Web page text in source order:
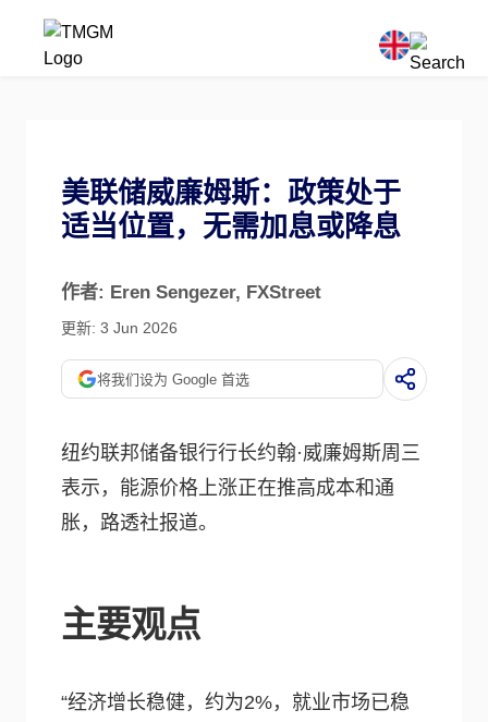
美联储威廉姆斯：政策处于
适当位置，无需加息或降息
作者: Eren Sengezer, FXStreet
更新: 3 Jun 2026
将我们设为 Google 首选
纽约联邦储备银行行长约翰·威廉姆斯周三
表示，能源价格上涨正在推高成本和通
胀，路透社报道。
主要观点
“经济增长稳健，约为2%，就业市场已稳